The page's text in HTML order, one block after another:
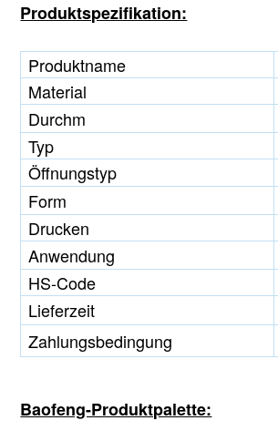
Produktspezifikation:
Produktname
Material
Durchm
Typ
Öffnungstyp
Form
Drucken
Anwendung
HS-Code
Lieferzeit
Zahlungsbedingung
Baofeng-Produktpalette: